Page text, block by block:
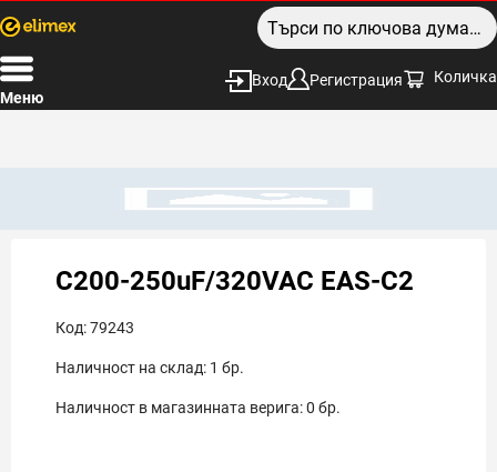
Меню
Вход Регистрация Количка
C200-250uF/320VAC EAS-C2
Код:79243
Наличност на склад: 1 бр.
Наличност в магазинната верига:0 бр.